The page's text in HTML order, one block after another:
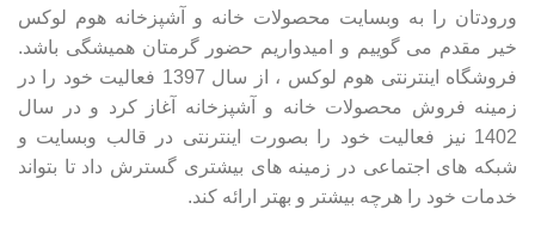
ورودتان را به وبسایت محصولات خانه و آشپزخانه هوم لوکس
خیر مقدم می گوییم و امیدواریم حضور گرمتان همیشگی باشد.
فروشگاه اینترنتی هوم لوکس ، از سال 1397 فعالیت خود را در
زمینه فروش محصولات خانه و آشپزخانه آغاز کرد و در سال
1402 نیز فعالیت خود را بصورت اینترنتی در قالب وبسایت و
شبکه های اجتماعی در زمینه های بیشتری گسترش داد تا بتواند
خدمات خود را هرچه بیشتر و بهتر ارائه کند.